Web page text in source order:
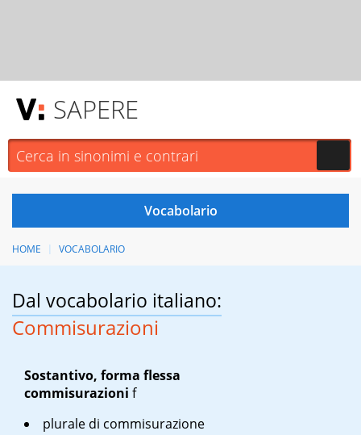
SAPERE
HOME VOCABOLARIO
Dal vocabolario italiano:
Commisurazioni
Sostantivo, forma flessa
commisurazioni f
plurale di commisurazione